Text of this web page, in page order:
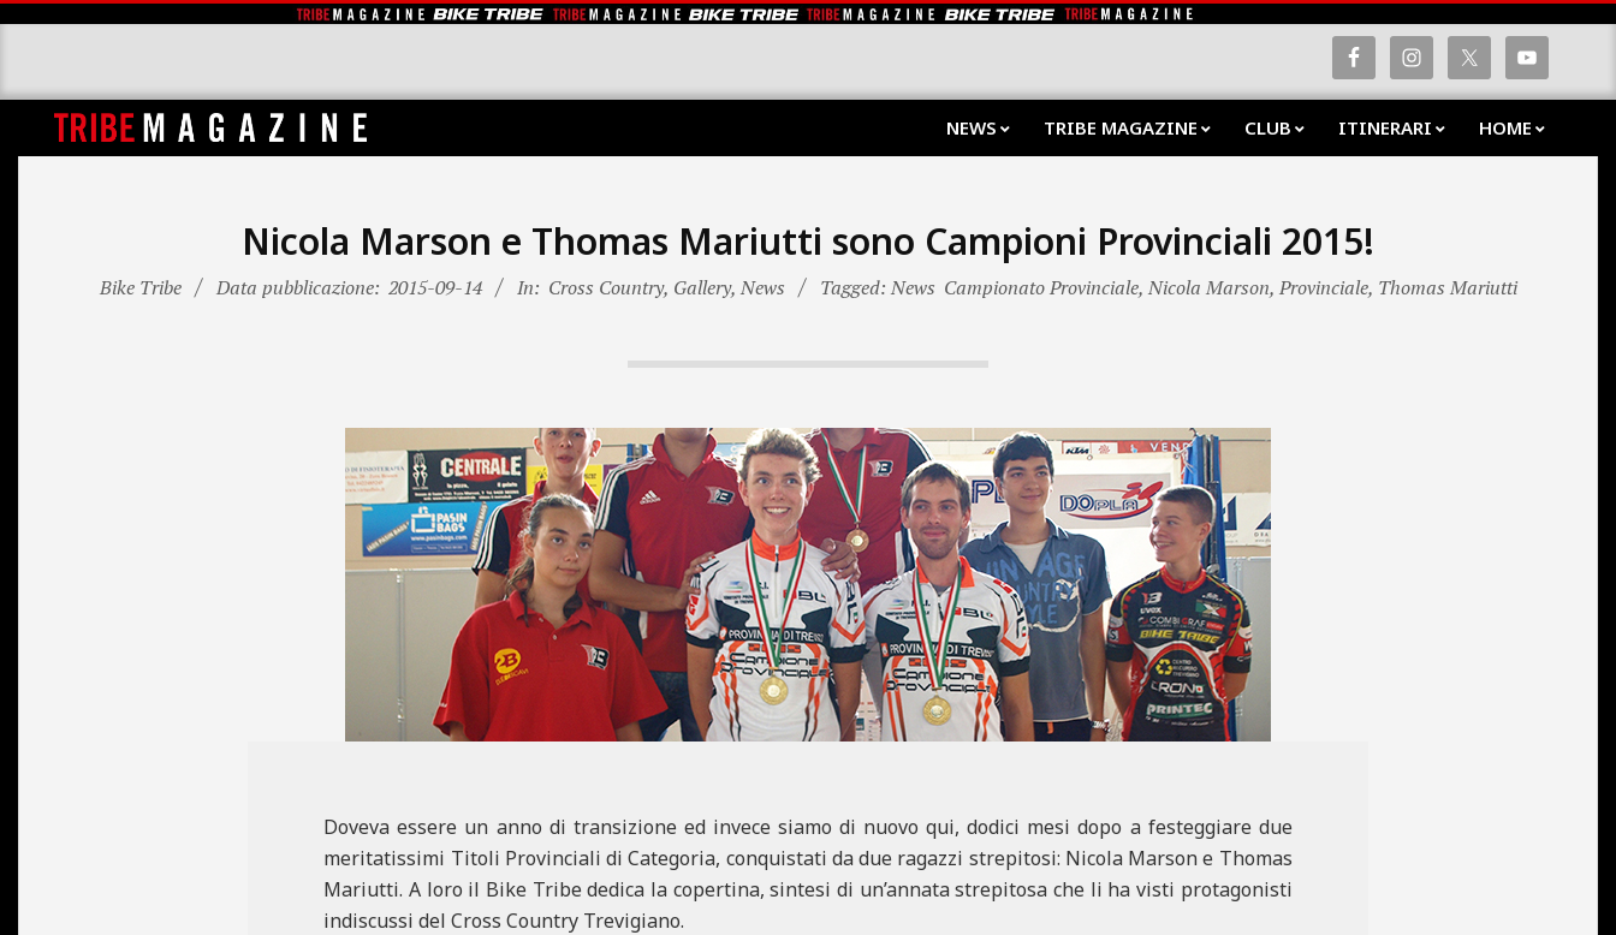
Skip
T
NEWS TRIBE MAGAZINE CLUB ITINERARI HOME
Nicola Marson e Thomas Mariutti sono Campioni Provinciali 2015!
Bike Tribe Data pubblicazione: 2015-09-14 In: Cross Country, Gallery, News Tagged: News Campionato Provinciale, Nicola Marson, Provinciale, Thomas Mariutti
Doveva essere un anno di transizione ed invece siamo di nuovo qui, dodici mesi dopo a festeggiare due
meritatissimi Titoli Provinciali di Categoria, conquistati da due ragazzi strepitosi: Nicola Marson e Thomas
Mariutti. A loro il Bike Tribe dedica la copertina, sintesi di un’annata strepitosa che li ha visti protagonisti
indiscussi del Cross Country Trevigiano.